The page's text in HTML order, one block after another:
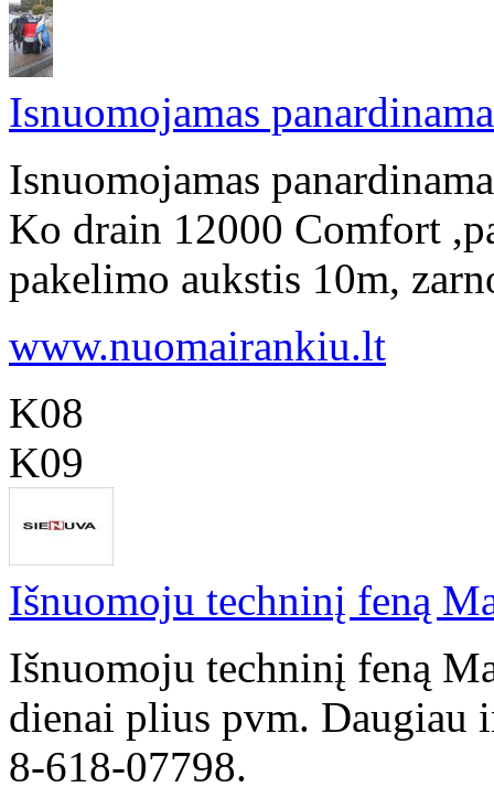
Isnuomojamas
Isnuomojamas
Ko drain 12000 Comfort
pakelimo aukstis 10m,
www.nuomairankiu.lt
K08
K09
Išnuomoju techninį feną
Išnuomoju techninį feną
dienai plius pvm. Daugiau
8-618-07798.